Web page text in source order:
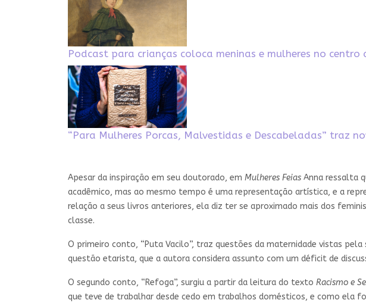
Podcast para crianças coloca meninas e mulheres no centro
“Para Mulheres Porcas, Malvestidas e Descabeladas” traz
Apesar da inspiração em seu doutorado, em Mulheres Feias Anna ressalta
acadêmico, mas ao mesmo tempo é uma representação artística, e a
relação a seus livros anteriores, ela diz ter se aproximado mais dos
classe.
O primeiro conto, “Puta Vacilo”, traz questões da maternidade vistas
questão etarista, que a autora considera assunto com um déficit de
O segundo conto, “Refoga”, surgiu a partir da leitura do texto Racismo e
que teve de trabalhar desde cedo em trabalhos domésticos, e como ela